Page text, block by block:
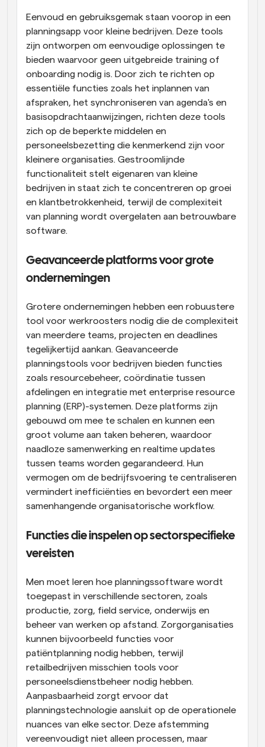
Eenvoud en gebruiksgemak staan voorop in een
planningsapp voor kleine bedrijven. Deze tools
zijn ontworpen om eenvoudige oplossingen te
bieden waarvoor geen uitgebreide training of
onboarding nodig is. Door zich te richten op
essentiële functies zoals het inplannen van
afspraken, het synchroniseren van agenda's en
basisopdrachtaanwijzingen, richten deze tools
zich op de beperkte middelen en
personeelsbezetting die kenmerkend zijn voor
kleinere organisaties. Gestroomlijnde
functionaliteit stelt eigenaren van kleine
bedrijven in staat zich te concentreren op groei
en klantbetrokkenheid, terwijl de complexiteit
van planning wordt overgelaten aan betrouwbare
software.
Geavanceerde platforms voor grote
ondernemingen
Grotere ondernemingen hebben een robuustere
tool voor werkroosters nodig die de complexiteit
van meerdere teams, projecten en deadlines
tegelijkertijd aankan. Geavanceerde
planningstools voor bedrijven bieden functies
zoals resourcebeheer, coördinatie tussen
afdelingen en integratie met enterprise resource
planning (ERP)-systemen. Deze platforms zijn
gebouwd om mee te schalen en kunnen een
groot volume aan taken beheren, waardoor
naadloze samenwerking en realtime updates
tussen teams worden gegarandeerd. Hun
vermogen om de bedrijfsvoering te centraliseren
vermindert inefficiënties en bevordert een meer
samenhangende organisatorische workflow.
Functies die inspelen op sectorspecifieke
vereisten
Men moet leren hoe planningssoftware wordt
toegepast in verschillende sectoren, zoals
productie, zorg, field service, onderwijs en
beheer van werken op afstand. Zorgorganisaties
kunnen bijvoorbeeld functies voor
patiëntplanning nodig hebben, terwijl
retailbedrijven misschien tools voor
personeelsdienstbeheer nodig hebben.
Aanpasbaarheid zorgt ervoor dat
planningstechnologie aansluit op de operationele
nuances van elke sector. Deze afstemming
vereenvoudigt niet alleen processen, maar